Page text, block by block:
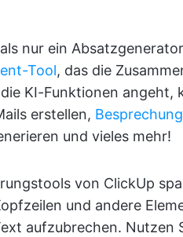
nur ein
Tool, das die
KI-Funktionen angeht,
erstellen,
und vieles mehr!
von ClickUp
und andere
aufzubrechen. Nutzen